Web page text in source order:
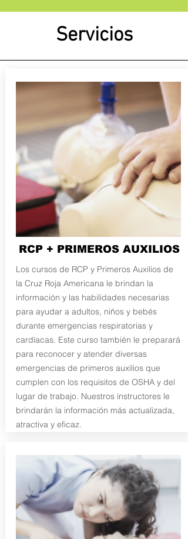
Servicios
RCP + PRIMEROS AUXILIOS
Los cursos de RCP y Primeros Auxilios de
la Cruz Roja Americana le brindan la
información y las habilidades necesarias
para ayudar a adultos, niños y bebés
durante emergencias respiratorias y
cardíacas. Este curso también le preparará
para reconocer y atender diversas
emergencias de primeros auxilios que
cumplen con los requisitos de OSHA y del
lugar de trabajo. Nuestros instructores le
brindarán la información más actualizada,
atractiva y eficaz.